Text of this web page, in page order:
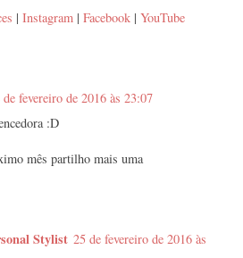
| Instagram | Facebook | YouTube
de fevereiro de 2016 às 23:07
:D
mês partilho mais uma
Stylist 25 de fevereiro de 2016 às